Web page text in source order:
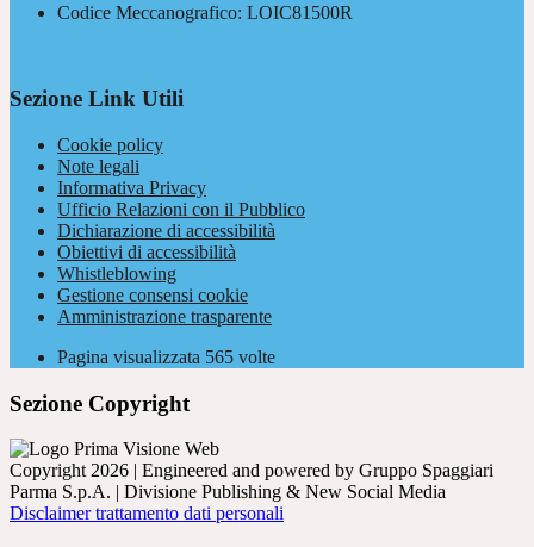
Codice Meccanografico: LOIC81500R
Sezione Link Utili
Cookie policy
Note legali
Informativa Privacy
Ufficio Relazioni con il Pubblico
Dichiarazione di accessibilità
Obiettivi di accessibilità
Whistleblowing
Gestione consensi cookie
Amministrazione trasparente
Pagina visualizzata 565 volte
Sezione Copyright
Copyright 2026 | Engineered and powered by Gruppo Spaggiari
Parma S.p.A. | Divisione Publishing & New Social Media
Disclaimer trattamento dati personali